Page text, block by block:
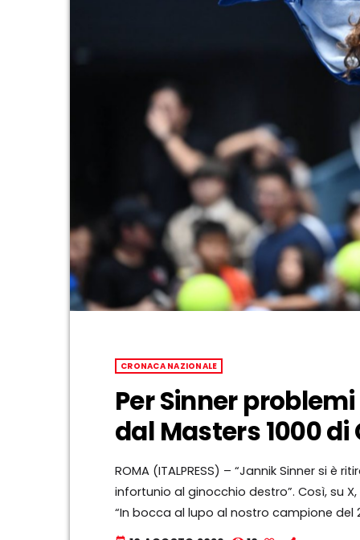
CRONACA NAZIONALE
Per Sinner
dal Masters 1000
ROMA (ITALPRESS) – “Jannik Sinner si è
infortunio al ginocchio destro”. Così, su
“In bocca al lupo al nostro campione del
prossimo”, hanno aggiunto gli